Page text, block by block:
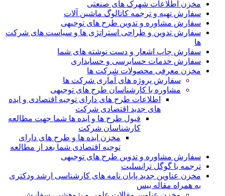
مخزن اطلاعات شهرک های صنعتی
سفارش تهیه و ترجمه کاتالوگ ماشین آلات
سفارش مشاوره و تدوین طرح های توجیهی
سفارش تدوین و طراحی استراتژی ها و سیاست های شرکت
ها
سفارش چاپ اشعار و دست نوشته های شما
سفارش خدمات حسابرسی و حسابداری
مخزن معرفی محصولات شرکت ها
سفارش پروژه های آماری شرکت ها
مشاوره با کارشناسان طرح های توجیهی
اطلاعات طرح های دارای توجیه اقتصادی و ایده
های جدید اقتصادی شرکت
قبول طرح ها و ایده ها شما جهت مطالعه
کارشناسان شرکت
مخزن ایده ها و طرح های دارای
توجیه اقتصادی شما بعد از مطالعه
سفارش مشاوره و تدوین طرح های توجیهی
ترجمه با گوگل ترانسلیت
مخزن عناوین جدید پایان نامه های کارشناسی ارشد ودکتری
به همراه مقاله بیس